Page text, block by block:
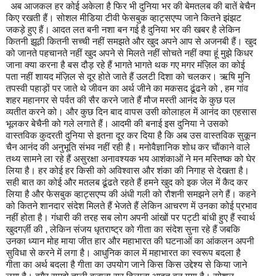
अब आजकल हर कोई अकेला है फिर भी दुनिया भर की बेमतलब की बातें बेचैन
किए रखती हैं। सोशल मीडिया टीवी फेसबुक व्हाट्सएप्प जाने कितने झंझट
जकड़े हुए हैं। आदत लत बनी नशा बन गई है दुनिया भर की खबर है लेकिन
कितनी झूठी कितनी सच्ची नहीं समझते और खुद अपने आप से अजनबी हैं। खुद
को जानते पहचानते नहीं खुद अपने से मिलते नहीं सोचते नहीं क्या हूं मुझे किधर
जाना क्या करना है बस दौड़ रहे हैं भागते भागते थक गए मगर मंज़िल का कोई
पता नहीं शायद मंज़िल से दूर होते जाते हैं उलटी दिशा को चलकर। ऋषि मुनि
तपस्वी पहाड़ों पर जाते थे जीवन का अर्थ जीने का मकसद ढूंढने को , हम गांव
शहर महानगर से पर्वत की सैर करने जाते हैं मौज मस्ती आनंद के कुछ पल
व्यतीत करने को। और कुछ दिन बाद वापस उसी कोलाहल में आनंद का एहसास
भूलकर बेचैनी को गले लगाते हैं। आदमी की बनाई इस दुनिया ने उसको
वास्तविक कुदरती दुनिया से इतना दूर कर दिया है कि अब उस वास्तविक सुकून
चैन आनंद की अनुभूति संभव नहीं रही है। मनोवैज्ञानिक शोध कर चौंकाने वाले
तथ्य सामने ला रहे हैं असुरक्षा अनावश्यक भय आशंकाओं ने मन मस्तिष्क को घेर
लिया है। हर कोई हर किसी को अविश्वास और शंका की निगाह से देखता है।
सही बात का कोई और मतलब ढूंढते रहते हैं हमने खुद को इक जेल में कैद कर
लिया है और फेसबुक व्हाट्सएप्प की अंधी गली को रौशनी समझने लगे हैं। कहने
को कितने शानदार संदेश मिलते हैं भेजते हैं लेकिन आचरण में उनका कोई प्रभाव
नहीं होता है। गंधारी की तरह सब लोग अपनी आंखों पर पट्टी बांधी हुए हैं स्वार्थ
खुदगर्ज़ी की , लेकिन संजय धृतराष्ट्र को गीता का संदेश सुना रहे हैं जबकि
उनका ध्यान मोह माया जीत हार और महाभारत की घटनाओं का आंकलन अपनी
सुविधा से करने में लगा है। आधुनिक काल में महाभारत का स्वरूप बदला है
गीता का अर्थ बदला है गीता का उपयोग जाने किस किस उद्देश्य से किया जाने